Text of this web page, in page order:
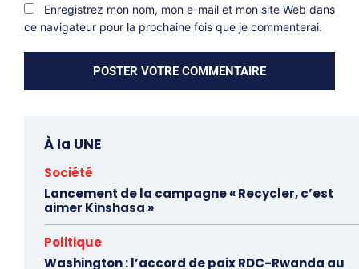
Enregistrez mon nom, mon e-mail et mon site Web dans
ce navigateur pour la prochaine fois que je commenterai.
À la UNE
Société
Lancement de la campagne « Recycler, c’est
aimer Kinshasa »
Politique
Washington : l’accord de paix RDC-Rwanda au